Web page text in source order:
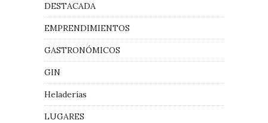
DESTACADA
EMPRENDIMIENTOS
GASTRONÓMICOS
GIN
Heladerías
LUGARES